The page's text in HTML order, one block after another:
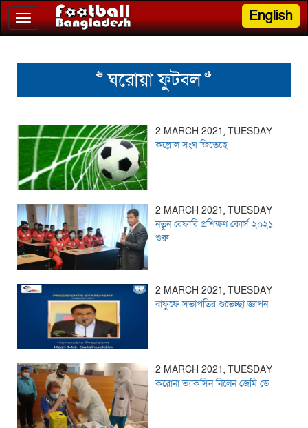
Toggle
navigation
English
>> ঘরোয়া ফুটবল <<
2 MARCH 2021, TUESDAY
কল্লোল সংঘ জিতেছে
2 MARCH 2021, TUESDAY
নতুন রেফারি প্রশিক্ষণ কোর্স ২০২১
শুরু
2 MARCH 2021, TUESDAY
বাফুফে সভাপতির শুভেচ্ছা জ্ঞাপন
2 MARCH 2021, TUESDAY
করোনা ভ্যাকসিন নিলেন জেমি ডে